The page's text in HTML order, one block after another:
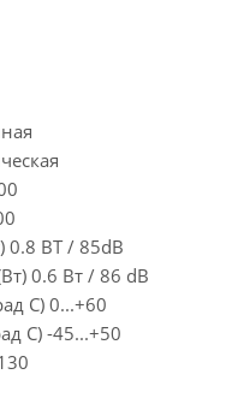
0.8 BT / 85dB
0.6 Вт / 86 dB
С) 0...+60
С) -45...+50